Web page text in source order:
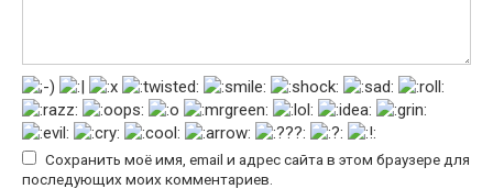
Сохранить моё имя, email и адрес сайта в этом браузере для
последующих моих комментариев.